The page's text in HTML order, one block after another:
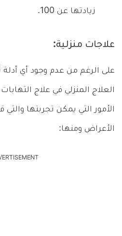
زيادتها عن 100.
علاجات منزلية:
على الرغم من عدم وجود أي أدلة
العلاج المنزلي في علاج
الأمور التي يمكن تجربتها
الأعراض ومنها: